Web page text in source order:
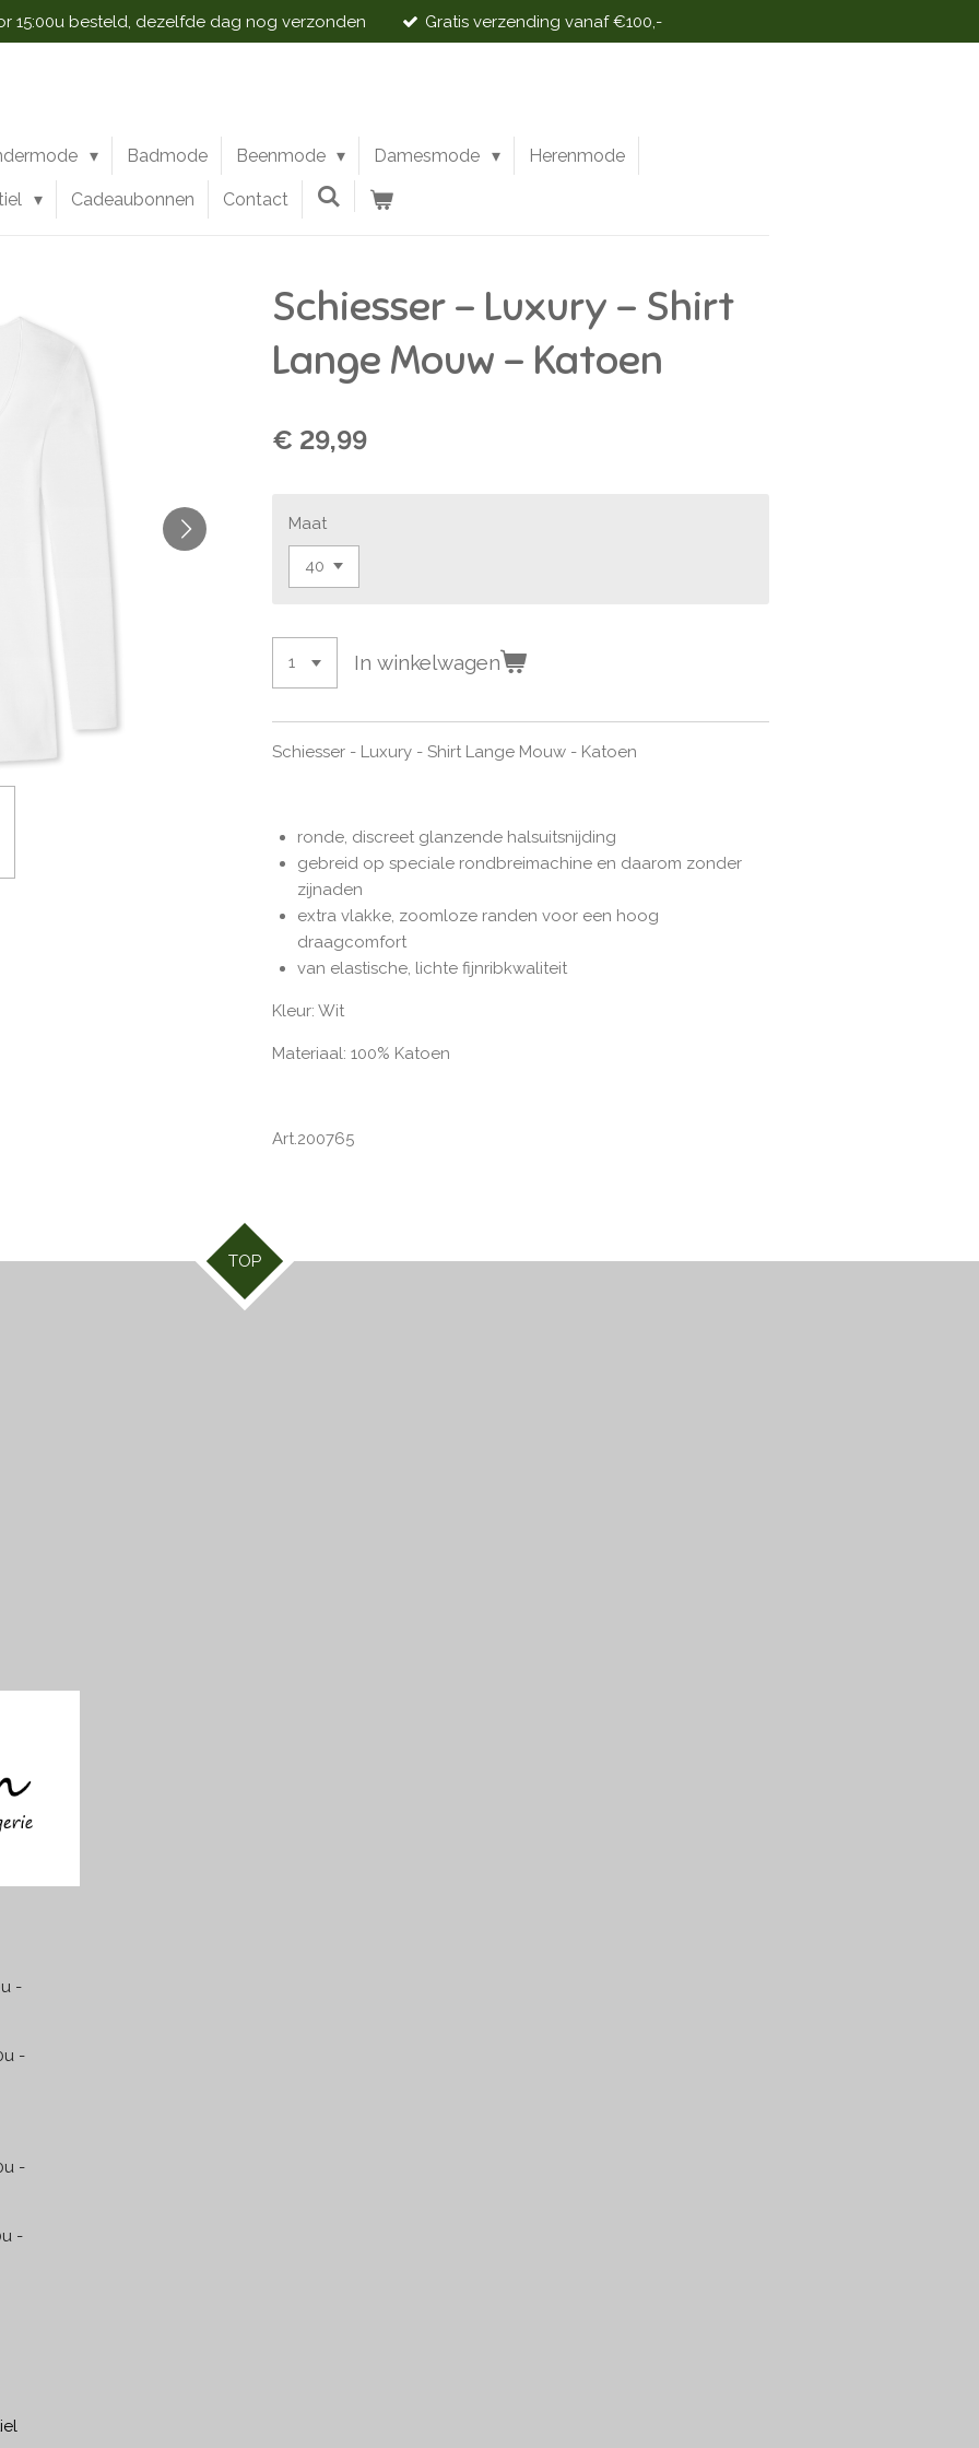
15:00u besteld, dezelfde dag nog verzonden Gratis verzending vanaf €100,-
Badmode Beenmode Damesmode Herenmode
Cadeaubonnen Contact
Schiesser - Luxury - Shirt
Lange Mouw - Katoen
€ 29,99
Maat
In winkelwagen
Schiesser - Luxury - Shirt Lange Mouw - Katoen
ronde, discreet glanzende halsuitsnijding
gebreid op speciale rondbreimachine en daarom zonder
zijnaden
extra vlakke, zoomloze randen voor een hoog
draagcomfort
van elastische, lichte fijnribkwaliteit
Kleur: Wit
Materiaal: 100% Katoen
Art.200765
TOP
-
-
-
-